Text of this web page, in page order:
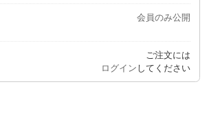
会員のみ公開
ご注文には
ログイン してください